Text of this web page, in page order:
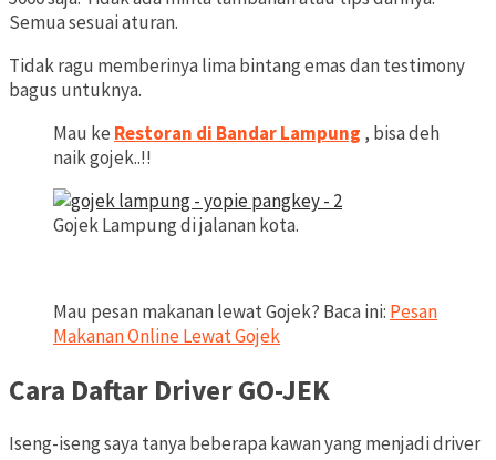
Semua sesuai aturan.
Tidak ragu memberinya lima bintang emas dan testimony
bagus untuknya.
Mau ke Restoran di Bandar Lampung , bisa deh
naik gojek..!!
Gojek Lampung di jalanan kota.
Mau pesan makanan lewat Gojek? Baca ini: Pesan
Makanan Online Lewat Gojek
Cara Daftar Driver GO-JEK
Iseng-iseng saya tanya beberapa kawan yang menjadi driver